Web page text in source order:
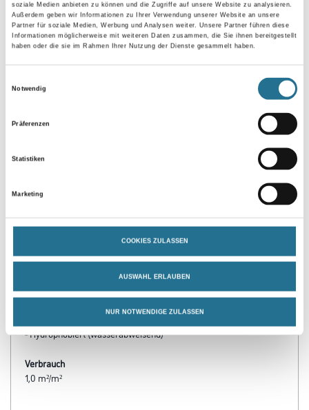
soziale Medien anbieten zu können und die Zugriffe auf unsere Website zu analysieren.
Außerdem geben wir Informationen zu Ihrer Verwendung unserer Website an unsere
Partner für soziale Medien, Werbung und Analysen weiter. Unsere Partner führen diese
Informationen möglicherweise mit weiteren Daten zusammen, die Sie ihnen bereitgestellt
haben oder die sie im Rahmen Ihrer Nutzung der Dienste gesammelt haben.
Notwendig
Präferenzen
Statistiken
Marketing
COOKIES ZULASSEN
AUSWAHL ERLAUBEN
NUR NOTWENDIGE ZULASSEN
- Armierungsseite weiß beschichtet
- Thermisch reaktionsfrei
- Hydrophobiert (wasserabweisend)
Verbrauch
1,0 m²/m²